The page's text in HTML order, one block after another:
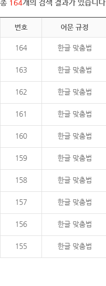
총 164개의 검색 결과가 있습니다.
번호 어문 규정
164 한글 맞춤법
163 한글 맞춤법
162 한글 맞춤법
161 한글 맞춤법
160 한글 맞춤법
159 한글 맞춤법
158 한글 맞춤법
157 한글 맞춤법
156 한글 맞춤법
155 한글 맞춤법